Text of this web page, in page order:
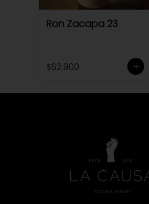
Ron Zacapa 23
$62.900